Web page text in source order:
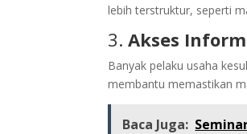
lebih terstruktur, seperti
3.Akses
Banyak pelaku usaha
membantu memastikan
Baca Juga: